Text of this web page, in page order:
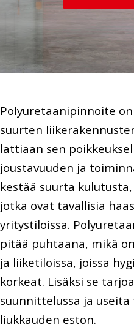
Polyuretaanipinnoite
suurten
lattiaan sen
joustavuuden ja
kestää suurta
jotka ovat tavallisia
yritystiloissa.
pitää puhtaana, mikä
ja liiketiloissa, joissa
korkeat. Lisäksi se
suunnittelussa ja
liukkauden eston.